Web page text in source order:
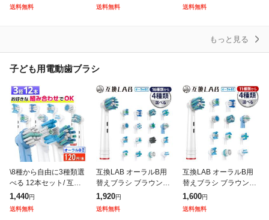
フロス タンクレス マウ
送料無料
コードレス 充電式 口腔
送料無料
音波水流モデル 携帯用
送料無料
もっと見る
子ども用電動歯ブラシ
\8種から自由に3種類選
べる 12本セット/ 互換L
AB オーラルB替えブラ
シ ブラウン oralB用 8
種類から3種類選べる
1,440円
送料無料
互換LAB オーラルB用
替えブラシ ブラウン互
換 16種類から4種類選
べる 16本セット 子供
やわらか極細毛 キッズ
1,920円
送料無料
互換LAB オーラルB用
替えブラシ ブラウン互
換 11種類から4種類選
べる 16本セット 子供
キッズ マルチアクショ
1,600円
送料無料